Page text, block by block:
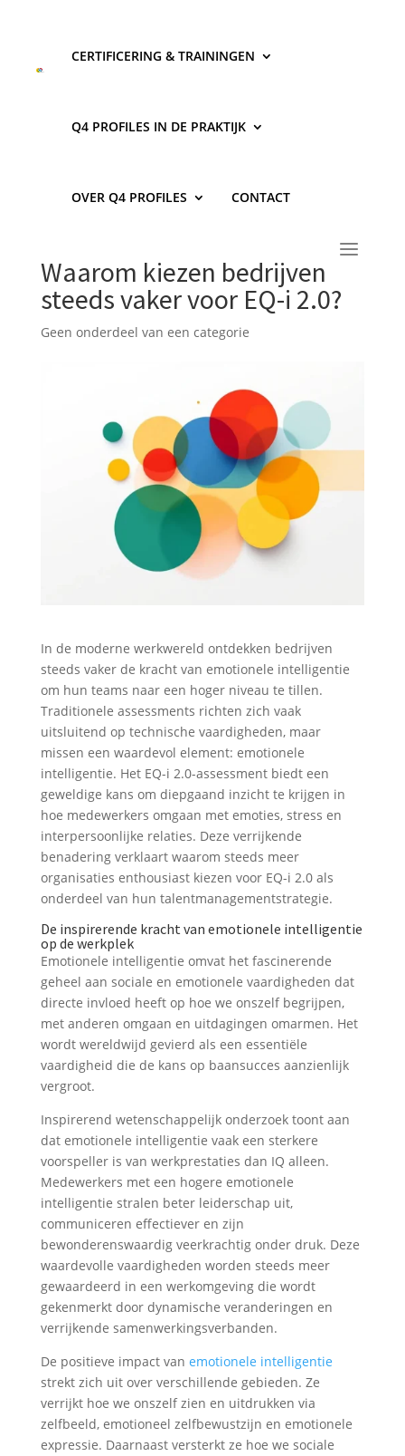
CERTIFICERING & TRAININGEN
Q4 PROFILES IN DE PRAKTIJK
OVER Q4 PROFILES CONTACT
Waarom kiezen bedrijven
steeds vaker voor EQ-i 2.0?
Geen onderdeel van een categorie
In de moderne werkwereld ontdekken bedrijven
steeds vaker de kracht van emotionele intelligentie
om hun teams naar een hoger niveau te tillen.
Traditionele assessments richten zich vaak
uitsluitend op technische vaardigheden, maar
missen een waardevol element: emotionele
intelligentie. Het EQ-i 2.0-assessment biedt een
geweldige kans om diepgaand inzicht te krijgen in
hoe medewerkers omgaan met emoties, stress en
interpersoonlijke relaties. Deze verrijkende
benadering verklaart waarom steeds meer
organisaties enthousiast kiezen voor EQ-i 2.0 als
onderdeel van hun talentmanagementstrategie.
De inspirerende kracht van emotionele intelligentie
op de werkplek
Emotionele intelligentie omvat het fascinerende
geheel aan sociale en emotionele vaardigheden dat
directe invloed heeft op hoe we onszelf begrijpen,
met anderen omgaan en uitdagingen omarmen. Het
wordt wereldwijd gevierd als een essentiële
vaardigheid die de kans op baansucces aanzienlijk
vergroot.
Inspirerend wetenschappelijk onderzoek toont aan
dat emotionele intelligentie vaak een sterkere
voorspeller is van werkprestaties dan IQ alleen.
Medewerkers met een hogere emotionele
intelligentie stralen beter leiderschap uit,
communiceren effectiever en zijn
bewonderenswaardig veerkrachtig onder druk. Deze
waardevolle vaardigheden worden steeds meer
gewaardeerd in een werkomgeving die wordt
gekenmerkt door dynamische veranderingen en
verrijkende samenwerkingsverbanden.
De positieve impact van emotionele intelligentie
strekt zich uit over verschillende gebieden. Ze
verrijkt hoe we onszelf zien en uitdrukken via
zelfbeeld, emotioneel zelfbewustzijn en emotionele
expressie. Daarnaast versterkt ze hoe we sociale